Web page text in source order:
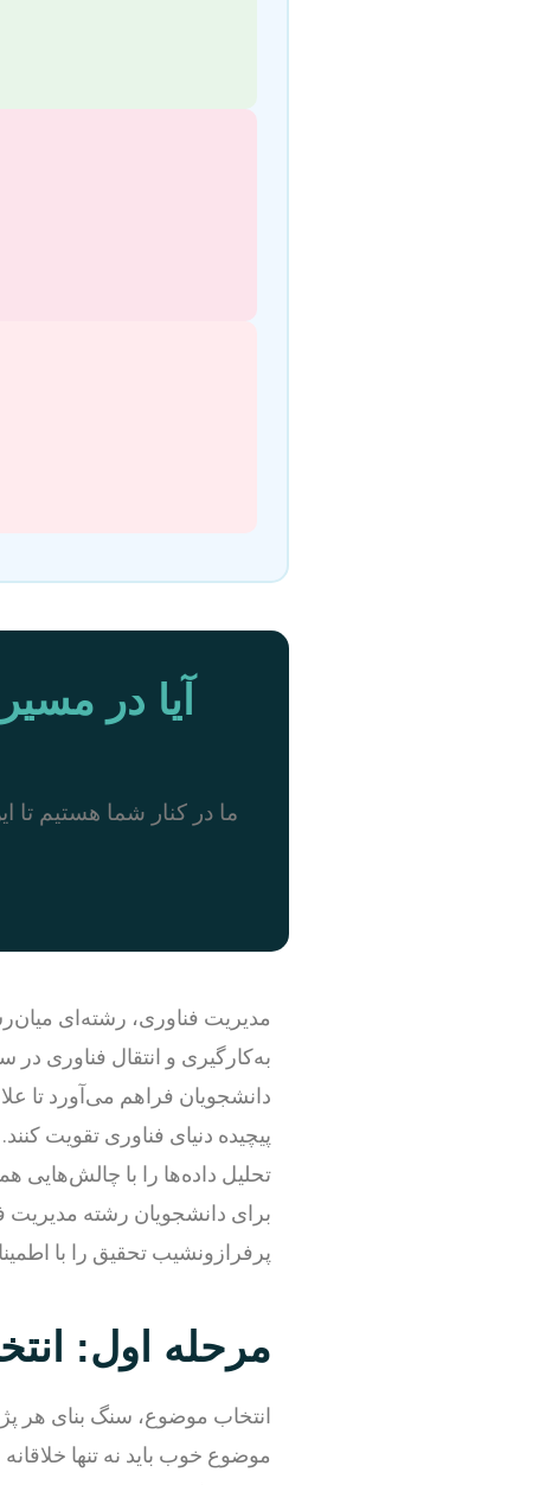
آیا در
ما در کنار شما هستیم تا
مدیریت فناوری، رشته‌ای
به‌کارگیری و انتقال فناوری
دانشجویان فراهم می‌آورد تا
پیچیده دنیای فناوری تقویت
تحلیل داده‌ها را با چالش‌هایی
برای دانشجویان رشته مدیریت
پرفرازونشیب تحقیق را با
مرحله اول:
انتخاب موضوع، سنگ بنای هر
موضوع خوب باید نه تنها